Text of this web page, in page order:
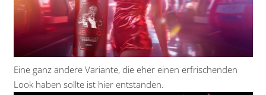
Eine ganz andere Variante, die eher einen erfrischenden
Look haben sollte ist hier entstanden.